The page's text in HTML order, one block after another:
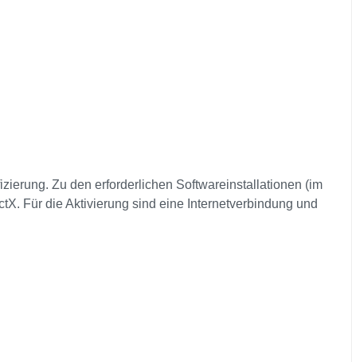
Zu den erforderlichen Softwareinstallationen (im
Für die Aktivierung sind eine Internetverbindung und